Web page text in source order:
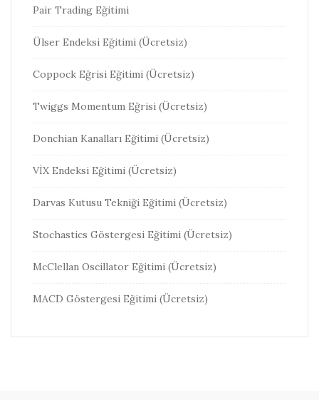
Pair Trading Eğitimi
Ülser Endeksi Eğitimi (Ücretsiz)
Coppock Eğrisi Eğitimi (Ücretsiz)
Twiggs Momentum Eğrisi (Ücretsiz)
Donchian Kanalları Eğitimi (Ücretsiz)
VİX Endeksi Eğitimi (Ücretsiz)
Darvas Kutusu Tekniği Eğitimi (Ücretsiz)
Stochastics Göstergesi Eğitimi (Ücretsiz)
McClellan Oscillator Eğitimi (Ücretsiz)
MACD Göstergesi Eğitimi (Ücretsiz)